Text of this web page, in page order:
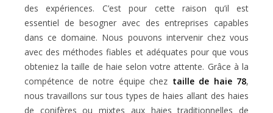
des expériences. C’est pour cette raison qu’il est
essentiel de besogner avec des entreprises capables
dans ce domaine. Nous pouvons intervenir chez vous
avec des méthodes fiables et adéquates pour que vous
obteniez la taille de haie selon votre attente. Grâce à la
compétence de notre équipe chez taille de haie 78,
nous travaillons sur tous types de haies allant des haies
de conifères ou mixtes aux haies traditionnelles de